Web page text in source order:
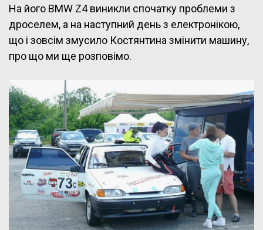
На його BMW Z4 виникли спочатку проблеми з
дроселем, а на наступний день з електронікою,
що і зовсім змусило Костянтина змінити машину,
про що ми ще розповімо.